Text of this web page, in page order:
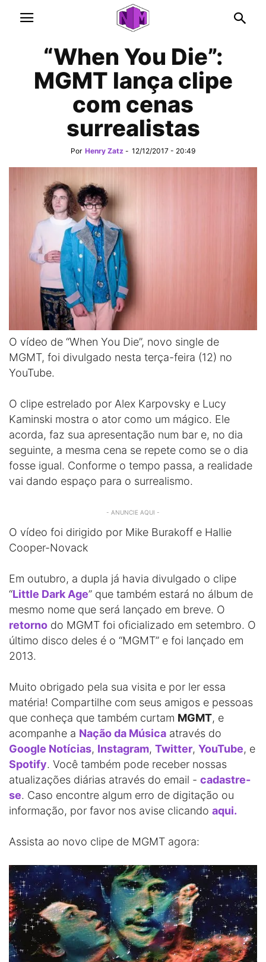
“When You Die”:
MGMT lança clipe
com cenas
surrealistas
Por Henry Zatz - 12/12/2017 - 20:49
O vídeo de “When You Die”, novo single de
MGMT, foi divulgado nesta terça-feira (12) no
YouTube.
O clipe estrelado por Alex Karpovsky e Lucy
Kaminski mostra o ator como um mágico. Ele
acorda, faz sua apresentação num bar e, no dia
seguinte, a mesma cena se repete como se o dia
fosse igual. Conforme o tempo passa, a realidade
vai dando espaço para o surrealismo.
- ANUNCIE AQUI -
O vídeo foi dirigido por Mike Burakoff e Hallie
Cooper-Novack
Em outubro, a dupla já havia divulgado o clipe
“Little Dark Age” que também estará no álbum de
mesmo nome que será lançado em breve. O
retorno do MGMT foi oficializado em setembro. O
último disco deles é o “MGMT” e foi lançado em
2013.
Muito obrigado pela sua visita e por ler essa
matéria! Compartilhe com seus amigos e pessoas
que conheça que também curtam MGMT, e
acompanhe a Nação da Música através do
Google Notícias, Instagram, Twitter, YouTube, e
Spotify. Você também pode receber nossas
atualizações diárias através do email - cadastre-
se. Caso encontre algum erro de digitação ou
informação, por favor nos avise clicando aqui.
Assista ao novo clipe de MGMT agora: